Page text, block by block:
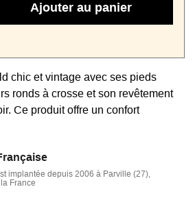
Ajouter au panier
chic et vintage avec ses pieds
ronds à crosse et son revêtement
Ce produit offre un confort
sur le long terme pour 3/4
implantée depuis 2006 à Parville (27),
France